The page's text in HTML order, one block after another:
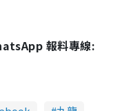
報料專線: